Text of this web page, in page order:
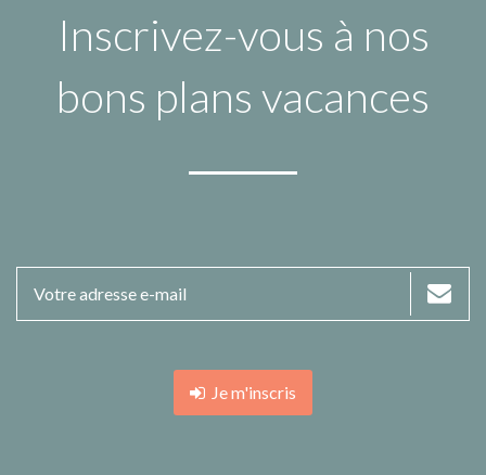
Inscrivez-vous à nos
bons plans vacances
Je m'inscris